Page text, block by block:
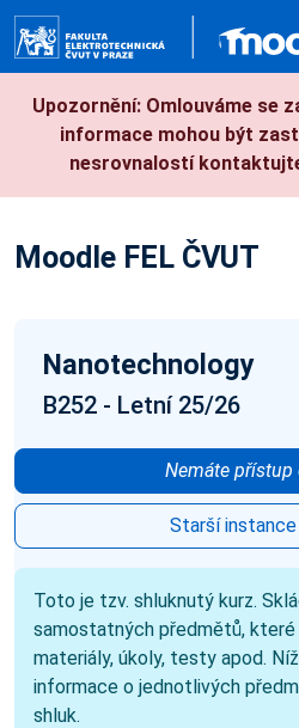
Upozornění: Omlouváme se
informace mohou být
nesrovnalostí
Moodle FEL ČVUT
Nanotechnology
B252 - Letní 25/26
Nemáte přístup
Starší instance
Toto je tzv. shluknutý kurz.
samostatných předmětů,
materiály, úkoly, testy apod.
informace o jednotlivých
shluk.